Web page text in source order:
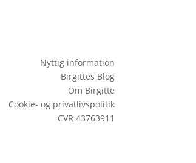
Nyttig information
Birgittes Blog
Om Birgitte
Cookie- og privatlivspolitik
CVR 43763911